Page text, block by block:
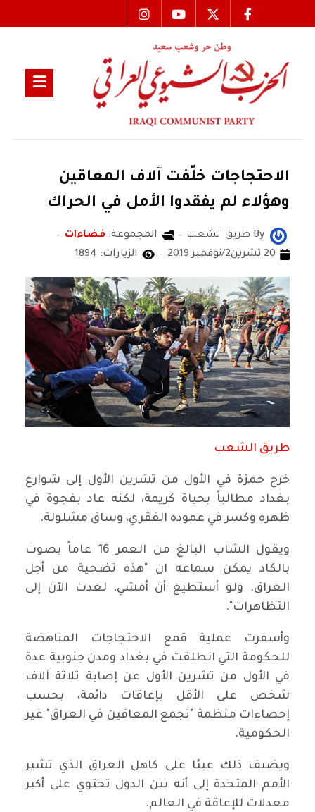
الاحتجاجات خلّفت آلاف المعاقين
وهؤلاء لم يفقدوا الأمل في الحراك
By طريق الشعب المجموعة: فضاءات
20 تشرين2/نوفمبر 2019
الزيارات: 1894
طريق الشعب
خرج حمزة في الأول من تشرين الأول إلى شوارع
بغداد مطالباً بحياة كريمة، لكنه عاد بفجوة في
ظهره وكسر في عموده الفقري، وساق مشلولة.
ويقول الشاب البالغ من العمر 16 عاماً بصوت
بالكاد يمكن سماعه ان "هذه تضحية من أجل
العراق. ولو أستطيع أن أمشي، لعدت الآن إلى
التظاهرات".
وأسفرت عملية قمع الاحتجاجات المناهضة
للحكومة التي انطلقت في بغداد ومدن جنوبية عدة
في الأول من تشرين الأول عن إصابة ثلاثة آلاف
شخص على الأقل بإعاقات دائمة، بحسب
إحصاءات منظمة "تجمع المعاقين في العراق" غير
الحكومية.
ويضيف ذلك عبئا على كاهل العراق الذي تشير
الأمم المتحدة إلى أنه بين الدول تحتوي على أكبر
معدلات للإعاقة في العالم.